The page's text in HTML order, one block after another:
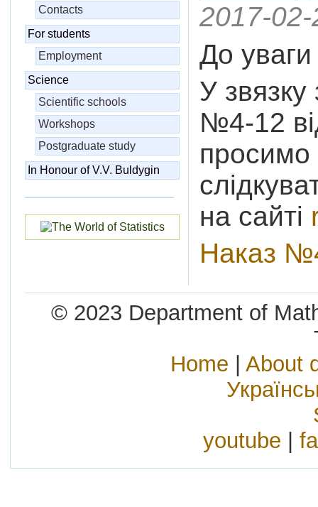
Contacts
For students
Employment
Science
Scientific schools
Workshops
Postgraduate study
In Honour of V.V. Buldygin
2017-02-
До уваги
У звязку
№4-12
просимо
на сайті
Наказ
© 2023 Department of
Home | About
youtube |